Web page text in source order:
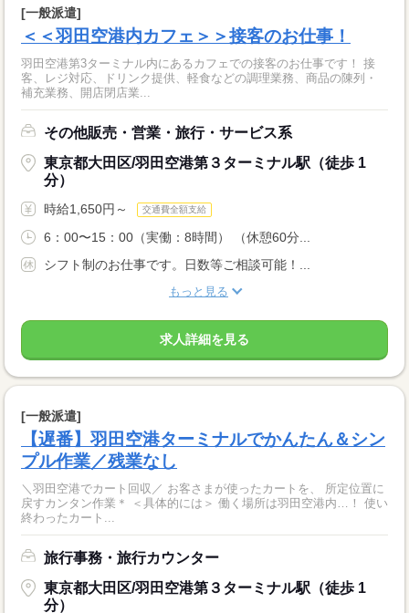
[一般派遣]
＜＜羽田空港内カフェ＞＞接客のお仕事！
羽田空港第3ターミナル内にあるカフェでの接客のお仕事です！ 接
客、レジ対応、ドリンク提供、軽食などの調理業務、商品の陳列・
補充業務、開店閉店業...
その他販売・営業・旅行・サービス系
東京都大田区/羽田空港第３ターミナル駅（徒歩 1
分）
時給1,650円～ 交通費全額支給
6：00〜15：00（実働：8時間） （休憩60分...
シフト制のお仕事です。日数等ご相談可能！...
もっと見る
求人詳細を見る
[一般派遣]
【遅番】羽田空港ターミナルでかんたん＆シン
プル作業／残業なし
＼羽田空港でカート回収／ お客さまが使ったカートを、 所定位置に
戻すカンタン作業＊ ＜具体的には＞ 働く場所は羽田空港内…！ 使い
終わったカート...
旅行事務・旅行カウンター
東京都大田区/羽田空港第３ターミナル駅（徒歩 1
分）